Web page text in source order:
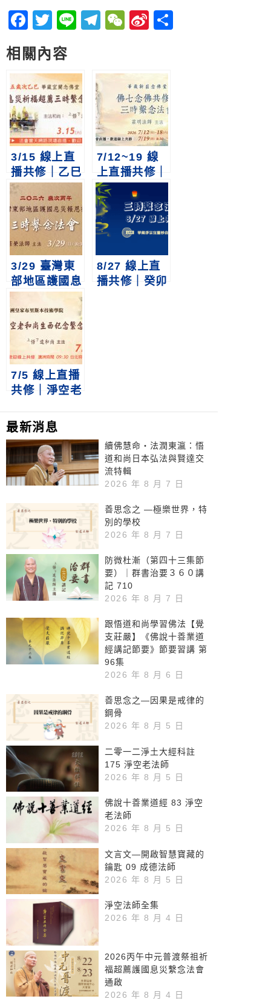
Facebook
Twitter
LineTelegram
WeChat
Sina
相關內容
3/15 線上直
播共修｜乙巳
年護國息災祈
福超薦三時繫
念法會
7/12~19 線
上直播共修｜
新莊念佛堂佛
七暨三時繫念
法會
3/29 臺灣東
部地區護國息
災報恩祈福三
時繫念法會
8/27 線上直
播共修｜癸卯
7/5 線上直播
共修｜淨空老
繫念法會
最新消息
續佛慧命‧法潤東瀛：悟
道和尚日本弘法與賢達交
流特輯
2026 年 8 月 7 日
善思念之 —極樂世界，特
別的學校
2026 年 8 月 7 日
防微杜漸（第四十三集節
要）｜群書治要３６０講
記 710
2026 年 8 月 7 日
跟悟道和尚學習佛法【覺
支莊嚴】《佛說十善業道
經講記節要》節要習講 第
96集
2026 年 8 月 6 日
善思念之—因果是戒律的
鋼骨
2026 年 8 月 5 日
二零一二淨土大經科註
175 淨空老法師
2026 年 8 月 5 日
佛說十善業道經 83 淨空
老法師
2026 年 8 月 5 日
文言文—開啟智慧寶藏的
鑰匙 09 成德法師
2026 年 8 月 5 日
淨空法師全集
2026 年 8 月 4 日
2026丙午中元普渡祭祖祈
福超薦護國息災繫念法會
通啟
2026 年 8 月 4 日